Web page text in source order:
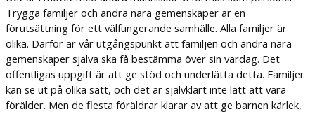
Trygga familjer och andra nära gemenskaper är en
förutsättning för ett välfungerande samhälle. Alla familjer är
olika. Därför är vår utgångspunkt att familjen och andra nära
gemenskaper själva ska få bestämma över sin vardag. Det
offentligas uppgift är att ge stöd och underlätta detta. Familjer
kan se ut på olika sätt, och det är självklart inte lätt att vara
förälder. Men de flesta föräldrar klarar av att ge barnen kärlek,